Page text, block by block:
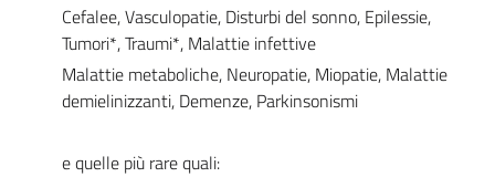
Cefalee, Vasculopatie, Disturbi del sonno, Epilessie,
Tumori*, Traumi*, Malattie infettive
Malattie metaboliche, Neuropatie, Miopatie, Malattie
demielinizzanti, Demenze, Parkinsonismi
e quelle più rare quali: